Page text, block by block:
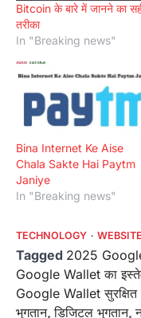
Bitcoin के बारे में जानने का
तरीका
In "Breaking news"
Bina Internet Ke Aise
Chala Sakte Hai Paytm
Janiye
In "Breaking news"
TECHNOLOGY WEBSITE
Tagged 2025
Google Wallet का
Google Wallet
भुगतान,डिजिटल भुगतान,